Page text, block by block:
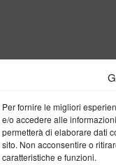
Per fornire le migliori
e/o accedere alle
permetterà di elaborare dati
sito. Non acconsentire o
caratteristiche e funzioni.